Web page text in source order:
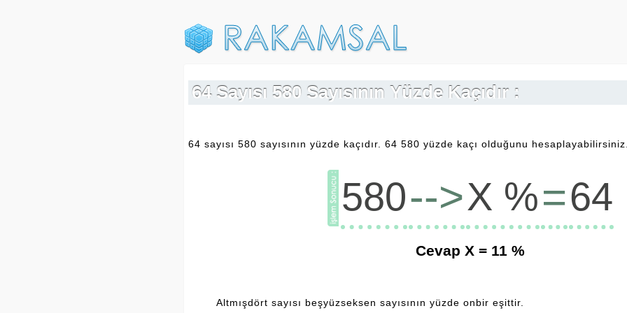
64 Sayısı 580 Sayısının Yüzde Kaçıdır :
64 sayısı 580 sayısının yüzde kaçıdır. 64 580 yüzde kaçı olduğunu
580-->X %=64
Cevap X = 11 %
Altmışdört sayısı beşyüzseksen sayısının yüzde onbir eşittir.